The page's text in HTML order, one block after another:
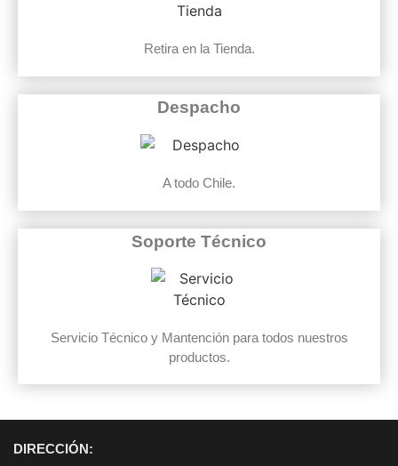
Retira en la Tienda.
Despacho
A todo Chile.
Soporte Técnico
Servicio Técnico y Mantención para todos nuestros
productos.
DIRECCIÓN: